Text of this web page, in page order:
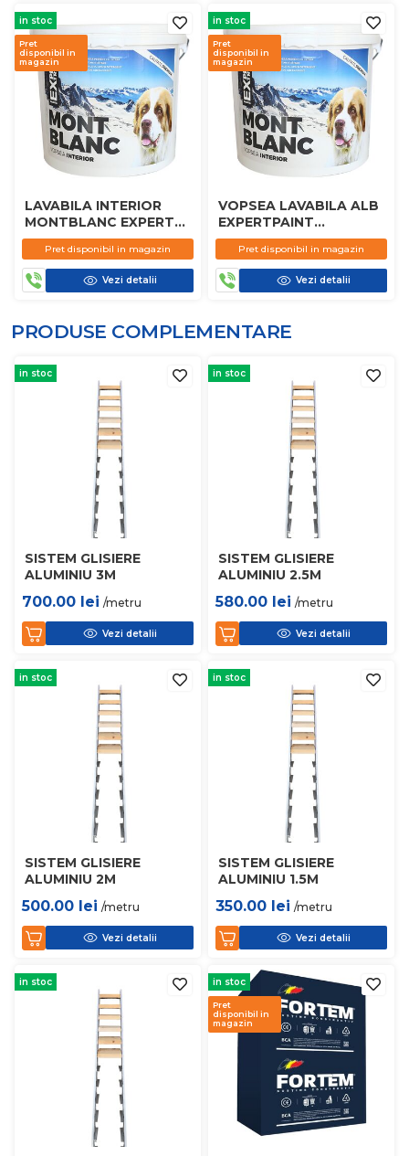
in stoc
Pret
disponibil in
magazin
LAVABILA INTERIOR
MONTBLANC EXPERT
PAINTS 8.5L
Pret disponibil in magazin
Vezi detalii
in stoc
Pret
disponibil in
magazin
VOPSEA LAVABILA ALB
EXPERTPAINT
MONTBLANC 15 L
Pret disponibil in magazin
Vezi detalii
PRODUSE COMPLEMENTARE
in stoc
SISTEM GLISIERE
ALUMINIU 3M
700.00 lei /metru
Vezi detalii
in stoc
SISTEM GLISIERE
ALUMINIU 2.5M
580.00 lei /metru
Vezi detalii
in stoc
SISTEM GLISIERE
ALUMINIU 2M
500.00 lei /metru
Vezi detalii
in stoc
SISTEM GLISIERE
ALUMINIU 1.5M
350.00 lei /metru
Vezi detalii
in stoc in stoc
Pret
disponibil in
magazin